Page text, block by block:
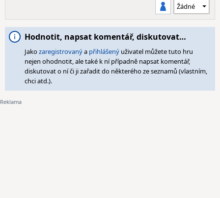
Hodnotit, napsat komentář, diskutovat…
Jakozaregistrovanýa přihlášený uživatel můžete tuto hru
nejen ohodnotit, ale také k ní případně napsat komentář,
diskutovat o ní či ji zařadit do některého ze seznamů (vlastním,
chci atd.).